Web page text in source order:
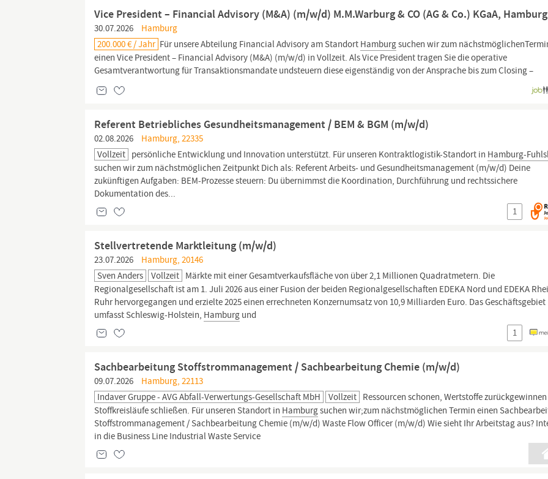
Vice President – Financial Advisory (M&A) (m/w/d) M.M.Warburg & CO (AG & Co.) KGaA, Hamburg
30.07.2026
Hamburg
200.000 € / Jahr Für unsere Abteilung Financial Advisory am Standort Hamburgsuchen wir zum
einen Vice President – Financial Advisory (M&A) (m/w/d) in Vollzeit. Als Vice President tragen Sie die operative
Gesamtverantwortung für Transaktionsmandate undsteuern diese eigenständig von der Ansprache bis zum Closing –
Referent Betriebliches Gesundheitsmanagement / BEM & BGM (m/w/d)
02.08.2026
Hamburg, 22335
Vollzeit persönliche Entwicklung und Innovation unterstützt. Für unseren Kontraktlogistik-Standort in Hamburg-
suchen wir zum nächstmöglichen Zeitpunkt Dich als: Referent Arbeits- und Gesundheitsmanagement (m/w/d) Deine
zukünftigen Aufgaben: BEM-Prozesse steuern: Du übernimmst die Koordination, Durchführung und rechtssichere
Dokumentation des...
1
Stellvertretende Marktleitung (m/w/d)
23.07.2026
Hamburg, 20146
Sven Anders
Vollzeit Märkte mit einer Gesamtverkaufsfläche von über 2,1 Millionen Quadratmetern. Die
Regionalgesellschaft ist am 1. Juli 2026 aus einer Fusion der beiden Regionalgesellschaften EDEKA Nord und EDEKA
Ruhr hervorgegangen und erzielte 2025 einen errechneten Konzernumsatz von 10,9 Milliarden Euro. Das Geschäftsgebiet
umfasst Schleswig-Holstein, Hamburg und
1
Sachbearbeitung Stoffstrommanagement / Sachbearbeitung Chemie (m/w/d)
09.07.2026
Hamburg, 22113
Indaver Gruppe - AVG Abfall-Verwertungs-Gesellschaft MbH
Vollzeit Ressourcen schonen, Wertstoffe
Stoffkreisläufe schließen. Für unseren Standort in Hamburgsuchen wir;zum nächstmöglichen Termin einen
Stoffstrommanagement / Sachbearbeitung Chemie (m/w/d) Waste Flow Officer (m/w/d) Wie sieht Ihr Arbeitstag aus?
in die Business Line Industrial Waste Service